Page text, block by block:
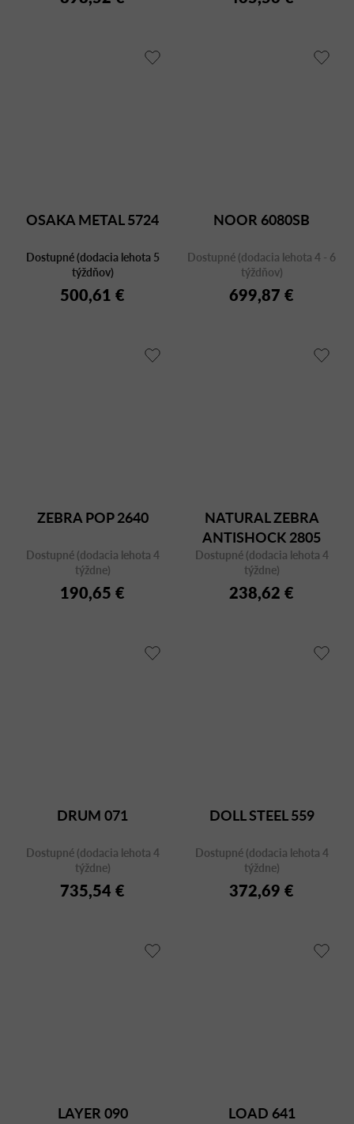
OSAKA METAL 5724
Dostupné (dodacia lehota 5
týždňov)
500,61 €
NOOR 6080SB
Dostupné (dodacia lehota 4 - 6
týždňov)
699,87 €
ZEBRA POP 2640
Dostupné (dodacia lehota 4
týždne)
190,65 €
NATURAL ZEBRA
ANTISHOCK 2805
Dostupné (dodacia lehota 4
týždne)
238,62 €
DRUM 071
Dostupné (dodacia lehota 4
týždne)
735,54 €
DOLL STEEL 559
Dostupné (dodacia lehota 4
týždne)
372,69 €
LAYER 090 LOAD 641